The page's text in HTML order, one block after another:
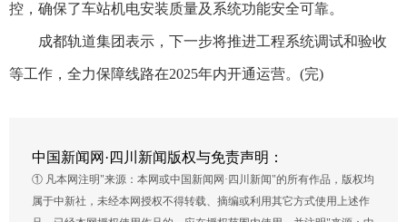
控，确保了车站机电安装质量及系统功能安全可靠。
成都轨道集团表示，下一步将推进工程系统调试和验收
等工作，全力保障线路在2025年内开通运营。(完)
中国新闻网·四川新闻版权与免责声明：
① 凡本网注明"来源：本网或中国新闻网·四川新闻"的所有作品，版权均
属于中新社，未经本网授权不得转载、摘编或利用其它方式使用上述作